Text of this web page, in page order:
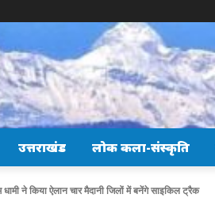
उत्तराखंड लोक कला-संस्कृति
धामी ने किया ऐलान चार मैदानी जिलों में बनेंगे साइकिल ट्रैक